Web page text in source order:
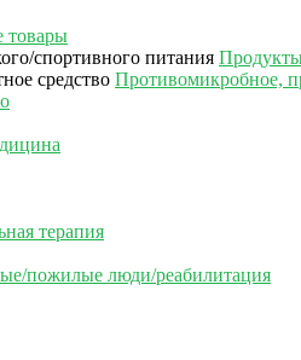
товары
Противомикробное,
терапия
пожилые люди/реабилитация